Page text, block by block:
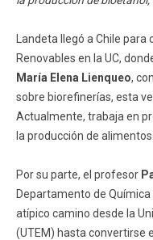
Landeta llegó a Chile
Renovables en la UC,
María Elena Lienqueo,
sobre biorefinerías, esta
Actualmente, trabaja en
la producción de alimentos.
Por su parte, el profesor
Departamento de
atípico camino desde la
(UTEM) hasta convertirse